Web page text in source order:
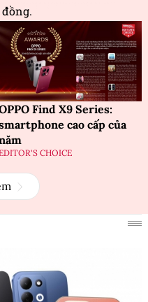
Find X9 Series:
cao cấp của
CHOICE